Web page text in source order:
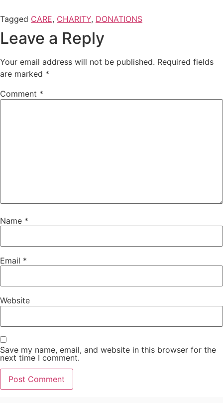
Tagged CARE, CHARITY, DONATIONS
Leave a Reply
Your email address will not be published. Required fields
are marked *
Comment *
Name *
Email *
Website
Save my name, email, and website in this browser for the
next time I comment.